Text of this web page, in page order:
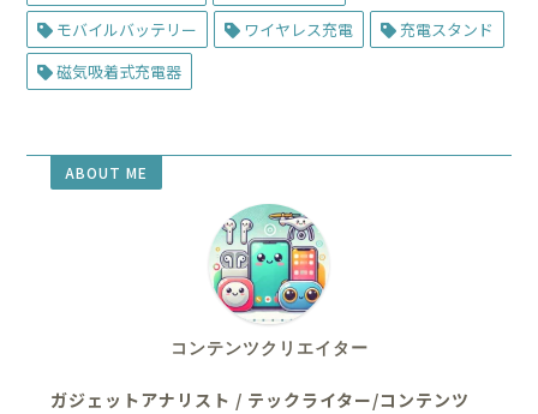
モバイルバッテリー
ワイヤレス充電
充電スタンド
磁気吸着式充電器
ABOUT ME
コンテンツクリエイター
ガジェットアナリスト / テックライター/コンテンツ